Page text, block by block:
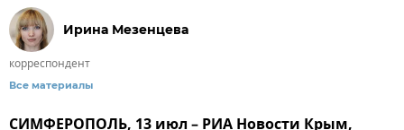
Ирина Мезенцева
корреспондент
Все материалы